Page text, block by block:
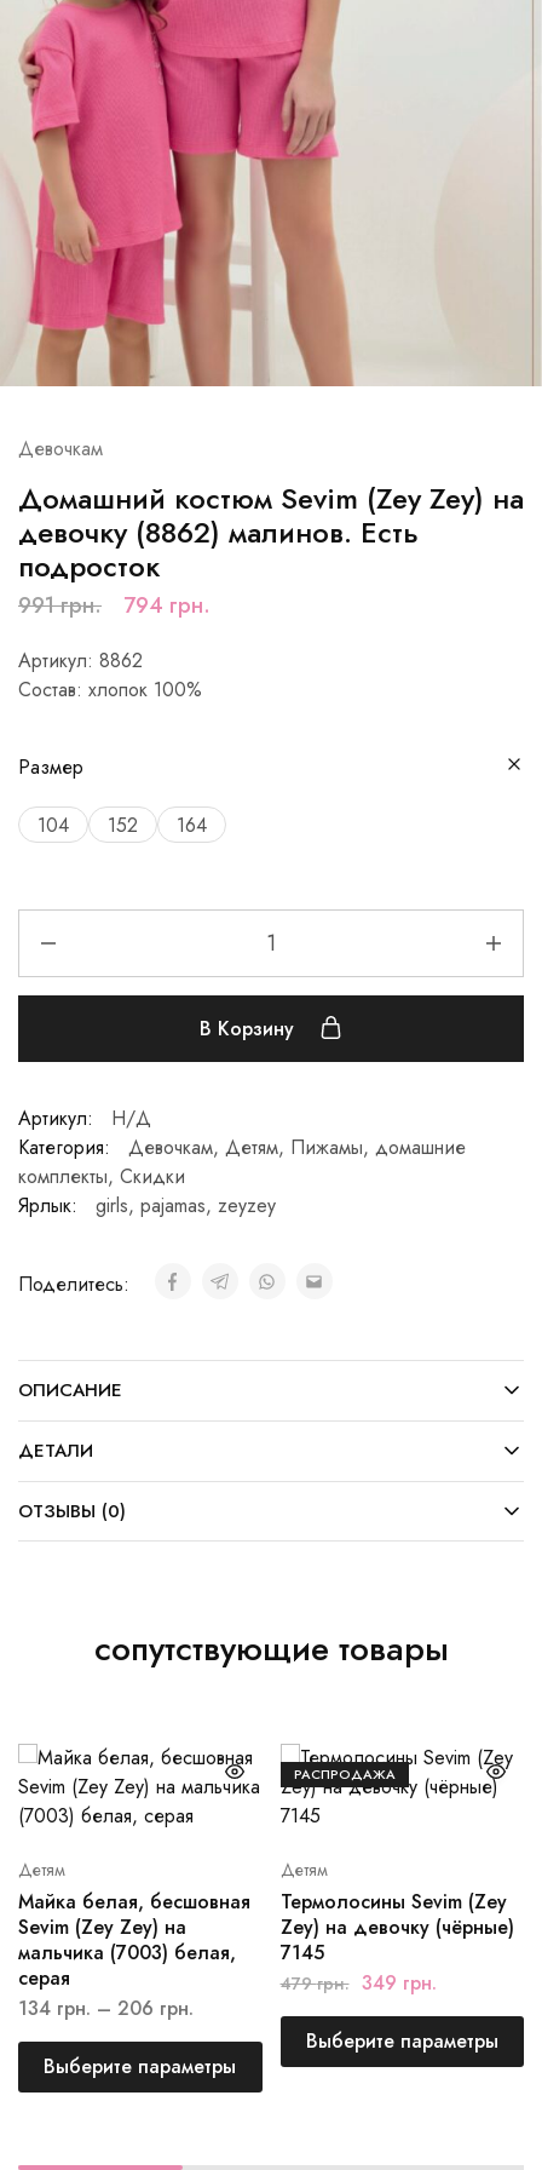
Девочкам
Домашний костюм Sevim (Zey Zey) на
девочку (8862) малинов. Есть
подросток
991грн. 794 грн.
Артикул: 8862
Состав: хлопок 100%
Размер
104 152 164
В Корзину
Артикул:
Н/Д
Категория:
Девочкам, Детям, Пижамы, домашние
комплекты, Скидки
Ярлык:
girls, pajamas, zeyzey
Поделитесь:
ОПИСАНИЕ
ДЕТАЛИ
ОТЗЫВЫ (0)
сопутствующие товары
Детям
Майка белая, бесшовная
Sevim (Zey Zey) на
мальчика (7003) белая,
серая
134 грн. – 206 грн.
Выберите параметры
РАСПРОДАЖА
Детям
Термолосины Sevim (Zey
Zey) на девочку (чёрные)
7145
479грн. 349 грн.
Выберите параметры